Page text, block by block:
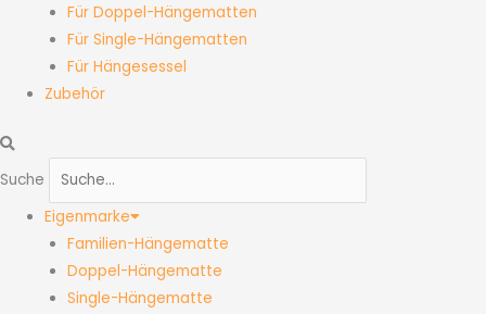
Für Doppel-Hängematten
Für Single-Hängematten
Für Hängesessel
Zubehör
Suche
Eigenmarke
Familien-Hängematte
Doppel-Hängematte
Single-Hängematte